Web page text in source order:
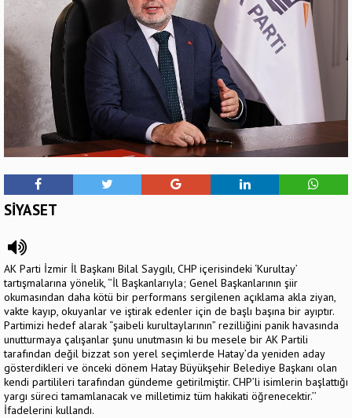
SİYASET
AK Parti İzmir İl Başkanı Bilal Saygılı, CHP içerisindeki ‘Kurultay’
tartışmalarına yönelik, ‘’İl Başkanlarıyla; Genel Başkanlarının şiir
okumasından daha kötü bir performans sergilenen açıklama akla ziyan,
vakte kayıp, okuyanlar ve iştirak edenler için de başlı başına bir ayıptır.
Partimizi hedef alarak “şaibeli kurultaylarının” rezilliğini panik havasında
unutturmaya çalışanlar şunu unutmasın ki bu mesele bir AK Partili
tarafından değil bizzat son yerel seçimlerde Hatay’da yeniden aday
gösterdikleri ve önceki dönem Hatay Büyükşehir Belediye Başkanı olan
kendi partilileri tarafından gündeme getirilmiştir. CHP’li isimlerin başlattığı
yargı süreci tamamlanacak ve milletimiz tüm hakikati öğrenecektir.’’
İfadelerini kullandı.